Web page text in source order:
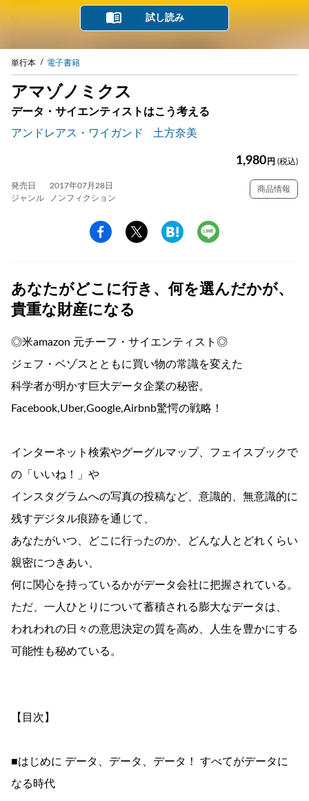
試し読み
単行本 電子書籍
アマゾノミクス
データ・サイエンティストはこう考える
アンドレアス・ワイガンド
土方奈美
1,980 円 (税込)
発売日
2017年07月28日
ジャンル
ノンフィクション
商品情報
あなたがどこに行き、何を選んだかが、
貴重な財産になる
◎米amazon 元チーフ・サイエンティスト◎
ジェフ・ベゾスとともに買い物の常識を変えた
科学者が明かす巨大データ企業の秘密。
Facebook,Uber,Google,Airbnb驚愕の戦略！
インターネット検索やグーグルマップ、フェイスブックで
の「いいね！」や
インスタグラムへの写真の投稿など、意識的、無意識的に
残すデジタル痕跡を通じて、
あなたがいつ、どこに行ったのか、どんな人とどれくらい
親密につきあい、
何に関心を持っているかがデータ会社に把握されている。
ただ、一人ひとりについて蓄積される膨大なデータは、
われわれの日々の意思決定の質を高め、人生を豊かにする
可能性も秘めている。
【目次】
■はじめに データ、データ、データ！ すべてがデータに
なる時代